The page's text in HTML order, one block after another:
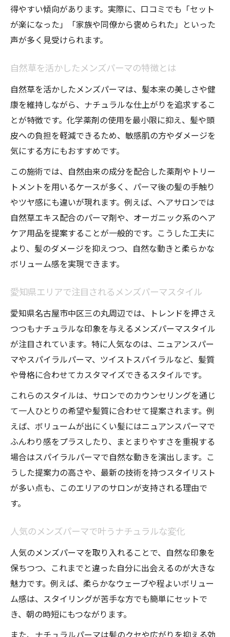
自然草を活かしたメンズパーマが注目される理
由
自然草メンズパーマが選ばれる納得の理由
ナチュラル志向の男性に最適なパーマ提案
メンズパーマ人気の背景には自然草がある
ナチュラルに仕上がるメンズパーマのコツを伝
術
メンズパーマの仕上がりを左右するポイン
ト
ナチュラル感強調のメンズパーマテクニッ
ク
自然草素材で作る柔らかなパーマのコツ
口コミで広がる自然派スタイルの新常識とは
メンズパーマの口コミで分かる自然派人気
自然草を使ったメンズパーマの評価が急上
昇
ユーザー体験談から見るメンズパーマの魅
力
プロも推奨する自然派メンズパーマの理由
SNSで話題の自然なメンズパーマスタイル
トレンド感ある自然草メンズパーマの楽しみ方
メンズパーマで楽しむ最新トレンドの着こ
なし
自然草パーマが叶える旬なヘアスタイル
話題のメンズパーマスタイルを実現する方
法
得やすい傾向があります。実際に、口コミでも「セット
が楽になった」「家族や同僚から褒められた」といった
声が多く見受けられます。
自然草を活かしたメンズパーマの特徴とは
自然草を活かしたメンズパーマは、髪本来の美しさや健
康を維持しながら、ナチュラルな仕上がりを追求するこ
とが特徴です。化学薬剤の使用を最小限に抑え、髪や頭
皮への負担を軽減できるため、敏感肌の方やダメージを
気にする方にもおすすめです。
この施術では、自然由来の成分を配合した薬剤やトリー
トメントを用いるケースが多く、パーマ後の髪の手触り
やツヤ感にも違いが現れます。例えば、ヘアサロンでは
自然草エキス配合のパーマ剤や、オーガニック系のヘア
ケア用品を提案することが一般的です。こうした工夫に
より、髪のダメージを抑えつつ、自然な動きと柔らかな
ボリューム感を実現できます。
愛知県エリアで注目されるメンズパーマスタイル
愛知県名古屋市中区三の丸周辺では、トレンドを押さえ
つつもナチュラルな印象を与えるメンズパーマスタイル
が注目されています。特に人気なのは、ニュアンスパー
マやスパイラルパーマ、ツイストスパイラルなど、髪質
や骨格に合わせてカスタマイズできるスタイルです。
これらのスタイルは、サロンでのカウンセリングを通じ
て一人ひとりの希望や髪質に合わせて提案されます。例
えば、ボリュームが出にくい髪にはニュアンスパーマで
ふんわり感をプラスしたり、まとまりやすさを重視する
場合はスパイラルパーマで自然な動きを演出します。こ
うした提案力の高さや、最新の技術を持つスタイリスト
が多い点も、このエリアのサロンが支持される理由で
す。
人気のメンズパーマで叶うナチュラルな変化
人気のメンズパーマを取り入れることで、自然な印象を
保ちつつ、これまでと違った自分に出会えるのが大きな
魅力です。例えば、柔らかなウェーブや程よいボリュー
ム感は、スタイリングが苦手な方でも簡単にセットで
き、朝の時短にもつながります。
また、ナチュラルパーマは髪のクセや広がりを抑える効